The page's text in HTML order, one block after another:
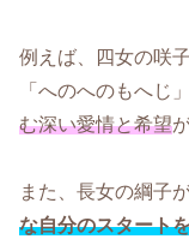
例えば、四女の咲
「へのへのもへじ
む深い愛情と希望
また、長女の綱子
な自分のスタート